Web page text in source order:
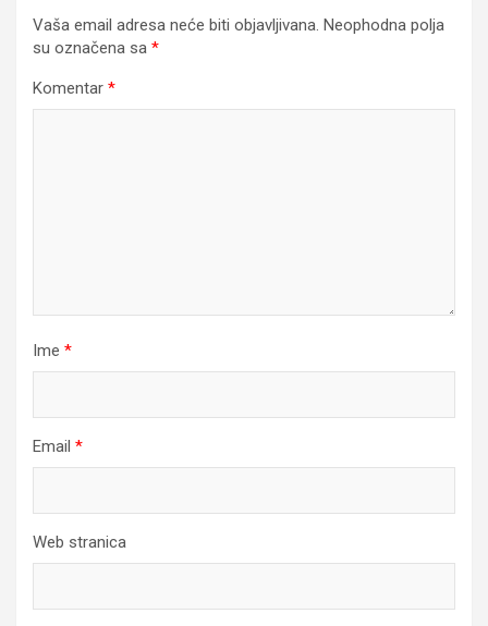
Vaša email adresa neće biti objavljivana. Neophodna polja
su označena sa *
Komentar *
Ime *
Email *
Web stranica